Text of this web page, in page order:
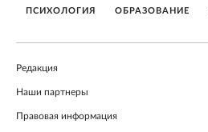
ПСИХОЛОГИЯ ОБРАЗОВАНИЕ
Редакция
Наши партнеры
Правовая информация